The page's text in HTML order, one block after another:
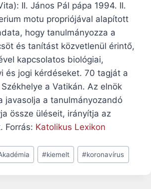
II. János Pál pápa 1994. II.
motu propriójával alapított
hogy tanulmányozza a
és tanítást közvetlenül érintő,
kapcsolatos biológiai,
és jogi kérdéseket. 70 tagját a
a Vatikán. Az elnök
javasolja a tanulmányozandó
össze üléseit, irányítja az
Forrás: Katolikus Lexikon
#kiemelt #koronavírus